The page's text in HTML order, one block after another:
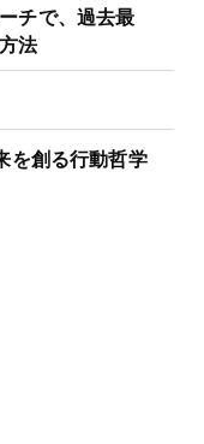
チで、過去最
法
を創る行動哲学